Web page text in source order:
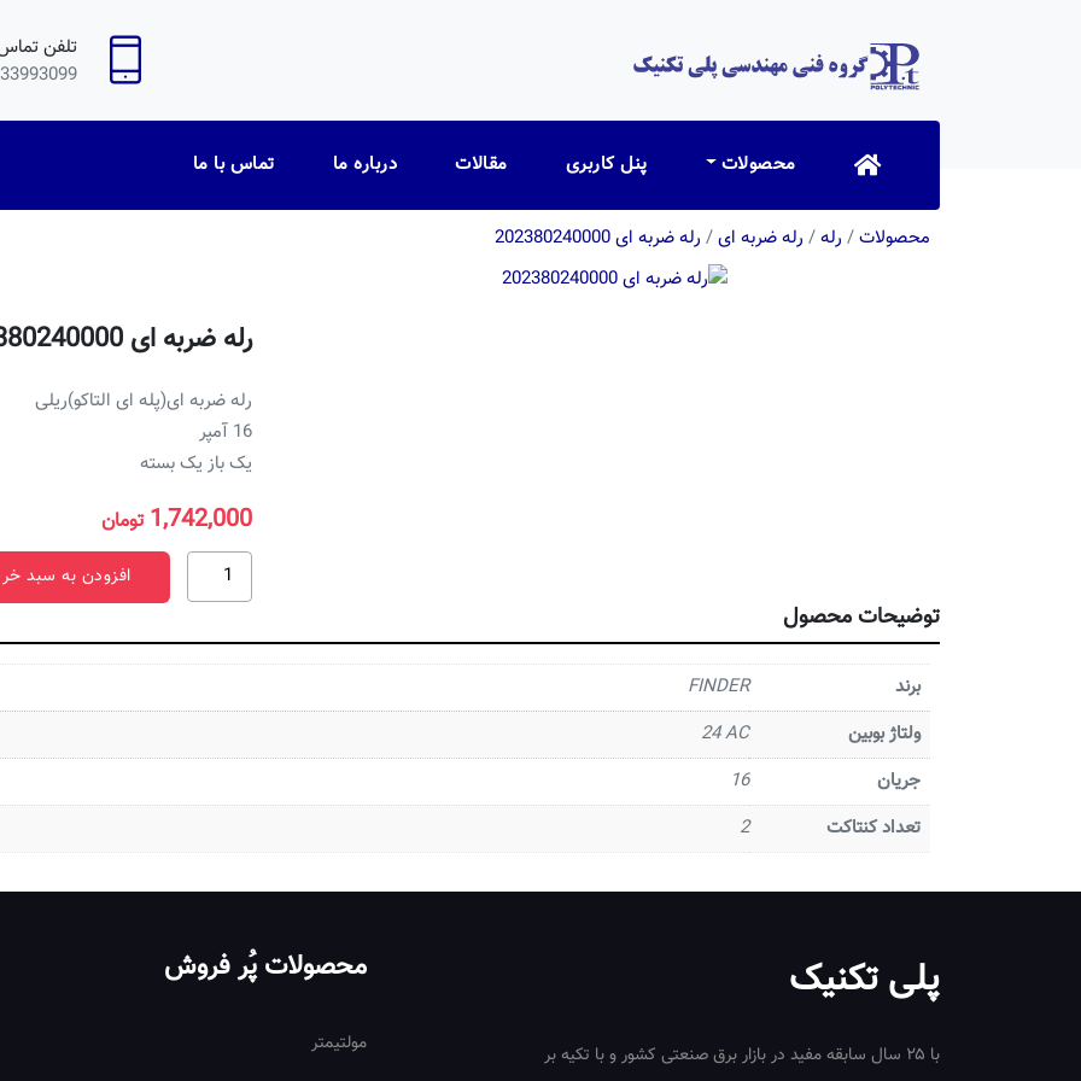
تلفن
محصولات پنل کاربری مقالات درباره ما تماس با ما
محصولات/ رله/ رله ضربه ای/ رله ضربه ای 202380240000
رله ضربه ای 202380240000
رله ضربه ای(پله ای التاكو)ريلی
16 آمپر
يک باز يک بسته
1,742,000 تومان
ضربه
202380240000
افزودن به سبد
توضیحات محصول
برند
FINDER
ولتاژ بوبین
24AC
جریان
16
تعداد کنتاکت
2
پلی تکنیک
با ۲۵ سال سابقه مفید در بازار برق صنعتی کشور و با تکیه بر
محصولات پُر فروش
مولتیمتر